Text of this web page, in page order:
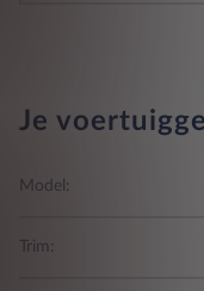
Je
Model:
Trim: